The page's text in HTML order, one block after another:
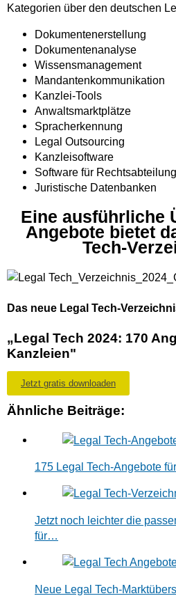
Kategorien über den deutschen
Dokumentenerstellung
Dokumentenanalyse
Wissensmanagement
Mandantenkommunikation
Kanzlei-Tools
Anwaltsmarktplätze
Spracherkennung
Legal Outsourcing
Kanzleisoftware
Software für
Juristische Datenbanken
Eine ausführliche
Angebote bietet
Tech-
Das neue Legal Tech-
„Legal Tech 2024: 170
Kanzleien"
Jetzt gratis downloaden
Ähnliche Beiträge:
175 Legal Tech-Angebote
Jetzt noch leichter die
für…
Neue Legal Tech-